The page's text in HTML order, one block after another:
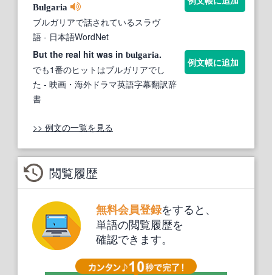
Bulgaria
ブルガリアで話されているスラヴ
語 - 日本語WordNet
But the real hit was in bulgaria.
でも1番のヒットはブルガリアでし
た - 映画・海外ドラマ英語字幕翻訳辞
書
例文帳に追加
>> 例文の一覧を見る
閲覧履歴
無料会員登録をすると、
単語の閲覧履歴を
確認できます。